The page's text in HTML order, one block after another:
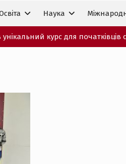
ХПІ
українсько-
Наука
унікальний курс для початківців